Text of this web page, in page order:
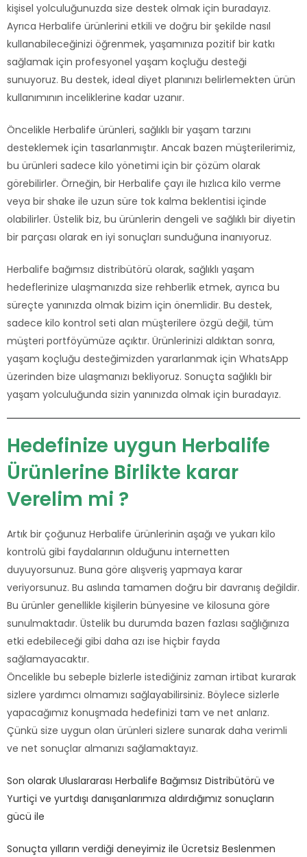
kişisel yolculuğunuzda size destek olmak için buradayız.
Ayrıca Herbalife ürünlerini etkili ve doğru bir şekilde nasıl
kullanabileceğinizi öğrenmek, yaşamınıza pozitif bir katkı
sağlamak için profesyonel yaşam koçluğu desteği
sunuyoruz. Bu destek, ideal diyet planınızı belirlemekten ürün
kullanımının inceliklerine kadar uzanır.
Öncelikle Herbalife ürünleri, sağlıklı bir yaşam tarzını
desteklemek için tasarlanmıştır. Ancak bazen müşterilerimiz,
bu ürünleri sadece kilo yönetimi için bir çözüm olarak
görebilirler. Örneğin, bir Herbalife çayı ile hızlıca kilo verme
veya bir shake ile uzun süre tok kalma beklentisi içinde
olabilirler. Üstelik biz, bu ürünlerin dengeli ve sağlıklı bir diyetin
bir parçası olarak en iyi sonuçları sunduğuna inanıyoruz.
Herbalife bağımsız distribütörü olarak, sağlıklı yaşam
hedeflerinize ulaşmanızda size rehberlik etmek, ayrıca bu
süreçte yanınızda olmak bizim için önemlidir. Bu destek,
sadece kilo kontrol seti alan müşterilere özgü değil, tüm
müşteri portföyümüze açıktır. Ürünlerinizi aldıktan sonra,
yaşam koçluğu desteğimizden yararlanmak için WhatsApp
üzerinden bize ulaşmanızı bekliyoruz. Sonuçta sağlıklı bir
yaşam yolculuğunda sizin yanınızda olmak için buradayız.
Hedefinize uygun Herbalife
Ürünlerine Birlikte karar
Verelim mi ?
Artık bir çoğunuz Herbalife ürünlerinin aşağı ve yukarı kilo
kontrolü gibi faydalarının olduğunu internetten
duyuyorsunuz. Buna göre alışveriş yapmaya karar
veriyorsunuz. Bu aslında tamamen doğru bir davranış değildir.
Bu ürünler genellikle kişilerin bünyesine ve kilosuna göre
sunulmaktadır. Üstelik bu durumda bazen fazlası sağlığınıza
etki edebileceği gibi daha azı ise hiçbir fayda
sağlamayacaktır.
Öncelikle bu sebeple bizlerle istediğiniz zaman irtibat kurarak
sizlere yardımcı olmamızı sağlayabilirsiniz. Böylece sizlerle
yapacağımız konuşmada hedefinizi tam ve net anlarız.
Çünkü size uygun olan ürünleri sizlere sunarak daha verimli
ve net sonuçlar almanızı sağlamaktayız.
Son olarak Uluslararası Herbalife Bağımsız Distribütörü ve
Yurtiçi ve yurtdışı danışanlarımıza aldırdığımız sonuçların
gücü ile
Sonuçta yılların verdiği deneyimiz ile Ücretsiz Beslenmen